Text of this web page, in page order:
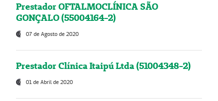
Prestador OFTALMOCLÍNICA SÃO
GONÇALO (55004164-2)
07 de Agosto de 2020
Prestador Clínica Itaipú Ltda (51004348-2)
01 de Abril de 2020